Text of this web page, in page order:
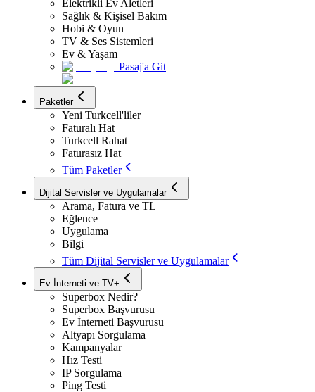
Elektrikli Ev Aletleri
Sağlık & Kişisel Bakım
Hobi & Oyun
TV & Ses Sistemleri
Ev & Yaşam
Pasaj'a Git
Paketler
Yeni Turkcell'liler
Faturalı Hat
Turkcell Rahat
Faturasız Hat
Tüm Paketler
Dijital Servisler ve Uygulamalar
Arama, Fatura ve TL
Eğlence
Uygulama
Bilgi
Tüm Dijital Servisler ve Uygulamalar
Ev İnterneti ve TV+
Superbox Nedir?
Superbox Başvurusu
Ev İnterneti Başvurusu
Altyapı Sorgulama
Kampanyalar
Hız Testi
IP Sorgulama
Ping Testi